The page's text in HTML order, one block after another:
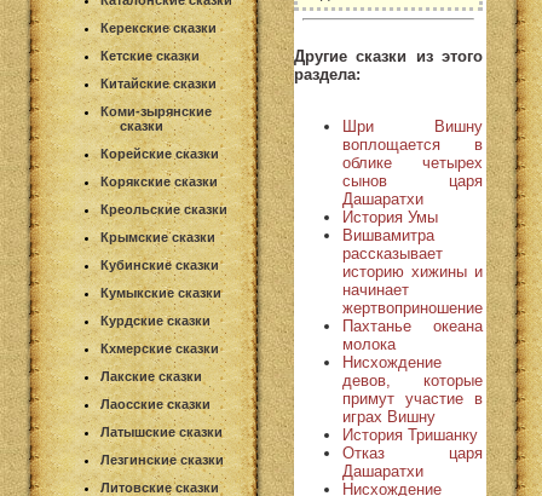
Керекские сказки
Кетские сказки
Китайские сказки
Коми-зырянские
сказки
Корейские сказки
Корякские сказки
Креольские сказки
Крымские сказки
Кубинские сказки
Кумыкские сказки
Курдские сказки
Кхмерские сказки
Лакские сказки
Лаосские сказки
Латышские сказки
Лезгинские сказки
Литовские сказки
Другие сказки из этого
раздела:
Шри Вишну
воплощается в
облике четырех
сынов царя
Дашаратхи
История Умы
Вишвамитра
рассказывает
историю хижины и
начинает
жертвоприношение
Пахтанье океана
молока
Нисхождение
девов, которые
примут участие в
играх Вишну
История Тришанку
Отказ царя
Дашаратхи
Нисхождение